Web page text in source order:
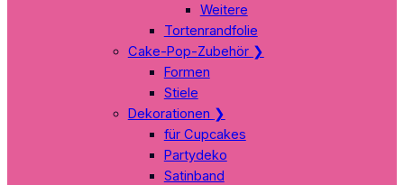
Weitere
Tortenrandfolie
Cake-Pop-Zubehör ❯
Formen
Stiele
Dekorationen ❯
für Cupcakes
Partydeko
Satinband